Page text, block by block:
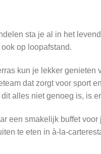
sta je al in het
op loopafstand.
kun je lekker
dat zorgt voor sport
alles niet genoeg is, is
een smakelijk buffet
te eten in à-la-